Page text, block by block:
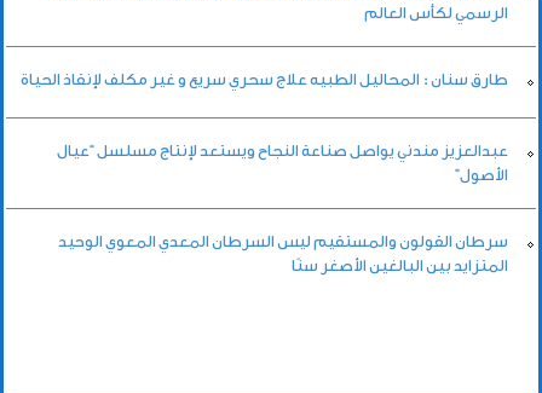
الرسمي لكأس العالم
طارق سنان : المحاليل الطبيه علاج سحري سريع و غير مكلف لإنقاذ الحياة
عبدالعزيز مندني يواصل صناعة النجاح ويستعد لإنتاج مسلسل “عيال
الأصول”
سرطان القولون والمستقيم ليس السرطان المعدي المعوي الوحيد
المتزايد بين البالغين الأصغر سنًا